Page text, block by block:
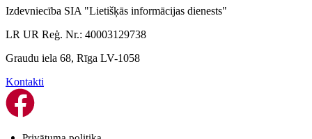
Izdevniecība SIA "Lietišķās informācijas dienests"
LR UR Reģ. Nr.: 40003129738
Graudu iela 68, Rīga LV-1058
Kontakti